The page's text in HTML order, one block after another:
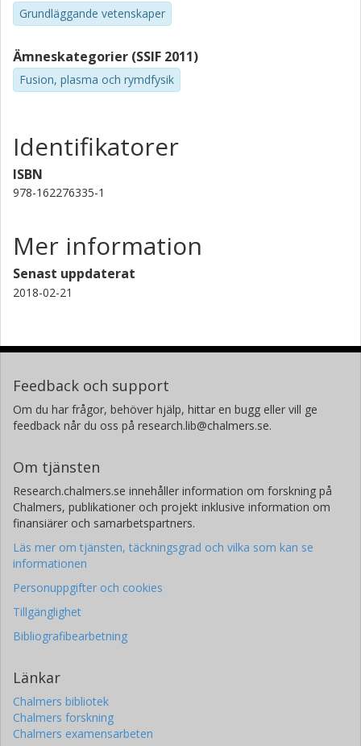
Grundläggande vetenskaper
Ämneskategorier (SSIF 2011)
Fusion, plasma och rymdfysik
Identifikatorer
ISBN
978-162276335-1
Mer information
Senast uppdaterat
2018-02-21
Feedback och support
Om du har frågor, behöver hjälp, hittar en bugg eller vill ge
feedback når du oss på research.lib@chalmers.se.
Om tjänsten
Research.chalmers.se innehåller information om forskning på
Chalmers, publikationer och projekt inklusive information om
finansiärer och samarbetspartners.
Läs mer om tjänsten, täckningsgrad och vilka som kan se
informationen
Personuppgifter och cookies
Tillgänglighet
Bibliografibearbetning
Länkar
Chalmers bibliotek
Chalmers forskning
Chalmers examensarbeten